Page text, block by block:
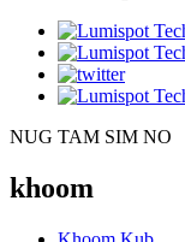
NUG TAM SIM NO
khoom